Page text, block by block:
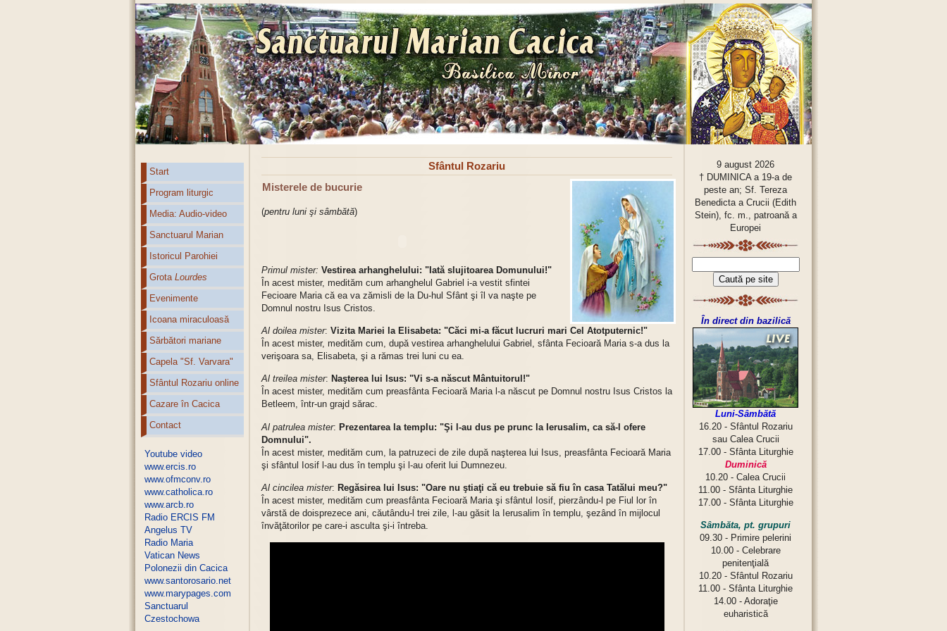
Start
Program liturgic
Media: Audio-video
Sanctuarul Marian
Istoricul Parohiei
Grota Lourdes
Evenimente
Icoana miraculoasă
Sărbători mariane
Capela "Sf. Varvara"
Sfântul Rozariu online
Cazare în Cacica
Contact
Youtube video
www.ercis.ro
www.ofmconv.ro
www.catholica.ro
www.arcb.ro
Radio ERCIS FM
Angelus TV
Radio Maria
Vatican News
Polonezii din Cacica
www.santorosario.net
www.marypages.com
Sanctuarul
Czestochowa
Sfântul Rozariu
Misterele de bucurie
(pentru luni şi sâmbătă)
Primul mister: Vestirea arhanghelului: "Iată slujitoarea Domunului!"
În acest mister, medităm cum arhanghelul Gabriel i-a vestit sfintei
Fecioare Maria că ea va zămisli de la Du-hul Sfânt şi îl va naşte pe
Domnul nostru Isus Cristos.
Al doilea mister: Vizita Mariei la Elisabeta: "Căci mi-a făcut lucruri mari Cel Atotputernic!"
În acest mister, medităm cum, după vestirea arhanghelului Gabriel, sfânta Fecioară Maria s-a dus la
verişoara sa, Elisabeta, şi a rămas trei luni cu ea.
Al treilea mister: Naşterea lui Isus: "Vi s-a născut Mântuitorul!"
În acest mister, medităm cum preasfânta Fecioară Maria l-a născut pe Domnul nostru Isus Cristos la
Betleem, într-un grajd sărac.
Al patrulea mister: Prezentarea la templu: "Şi l-au dus pe prunc la Ierusalim, ca să-l ofere
Domnului".
În acest mister, medităm cum, la patruzeci de zile după naşterea lui Isus, preasfânta Fecioară Maria
şi sfântul Iosif l-au dus în templu şi l-au oferit lui Dumnezeu.
Al cincilea mister: Regăsirea lui Isus: "Oare nu ştiaţi că eu trebuie să fiu în casa Tatălui meu?"
În acest mister, medităm cum preasfânta Fecioară Maria şi sfântul Iosif, pierzându-l pe Fiul lor în
vârstă de doisprezece ani, căutându-l trei zile, l-au găsit la Ierusalim în templu, şezând în mijlocul
învăţătorilor pe care-i asculta şi-i întreba.
9 august 2026
† DUMINICA a 19-a de
peste an; Sf. Tereza
Benedicta a Crucii (Edith
Stein), fc. m., patroană a
Europei
În direct din bazilică
Luni-Sâmbătă
16.20 - Sfântul Rozariu
sau Calea Crucii
17.00 - Sfânta Liturghie
Duminică
10.20 - Calea Crucii
11.00 - Sfânta Liturghie
17.00 - Sfânta Liturghie
Sâmbăta, pt. grupuri
09.30 - Primire pelerini
10.00 - Celebrare
penitenţială
10.20 - Sfântul Rozariu
11.00 - Sfânta Liturghie
14.00 - Adoraţie
euharistică